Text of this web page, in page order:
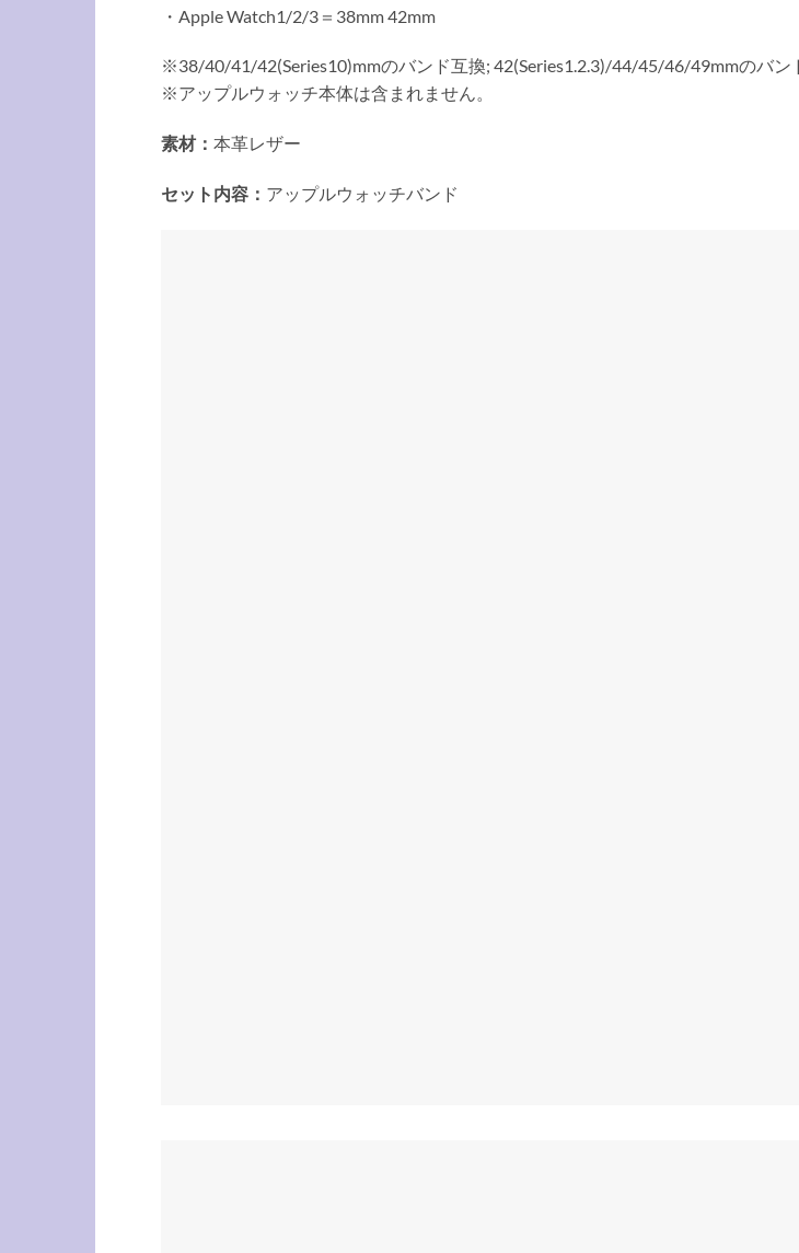
・Apple Watch1/2/3＝38mm 42mm
※38/40/41/42(Series10)mmのバンド互換; 42(Series1.2.3)/44/45/46/49mmのバン
※アップルウォッチ本体は含まれません。
素材： 本革レザー
セット内容： アップルウォッチバンド